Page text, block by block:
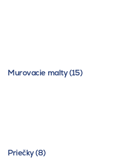
Murovacie malty (15)
Priečky (8)